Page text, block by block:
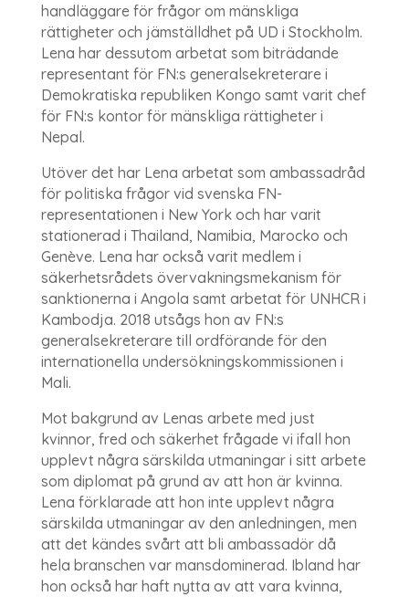
handläggare för frågor om mänskliga
rättigheter och jämställdhet på UD i Stockholm.
Lena har dessutom arbetat som biträdande
representant för FN:s generalsekreterare i
Demokratiska republiken Kongo samt varit chef
för FN:s kontor för mänskliga rättigheter i
Nepal.
Utöver det har Lena arbetat som ambassadråd
för politiska frågor vid svenska FN-
representationen i New York och har varit
stationerad i Thailand, Namibia, Marocko och
Genève. Lena har också varit medlem i
säkerhetsrådets övervakningsmekanism för
sanktionerna i Angola samt arbetat för UNHCR i
Kambodja. 2018 utsågs hon av FN:s
generalsekreterare till ordförande för den
internationella undersökningskommissionen i
Mali.
Mot bakgrund av Lenas arbete med just
kvinnor, fred och säkerhet frågade vi ifall hon
upplevt några särskilda utmaningar i sitt arbete
som diplomat på grund av att hon är kvinna.
Lena förklarade att hon inte upplevt några
särskilda utmaningar av den anledningen, men
att det kändes svårt att bli ambassadör då
hela branschen var mansdominerad. Ibland har
hon också har haft nytta av att vara kvinna,